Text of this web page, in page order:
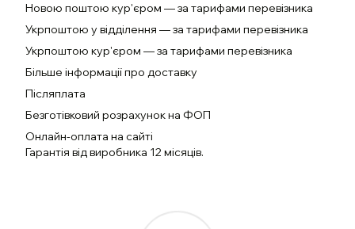
Новою поштою кур'єром — за тарифами перевізника
Укрпоштою у відділення — за тарифами перевізника
Укрпоштою кур'єром — за тарифами перевізника
Більше інформації про доставку
Післяплата
Безготівковий розрахунок на ФОП
Онлайн-оплата на сайті
Гарантія від виробника 12 місяців.